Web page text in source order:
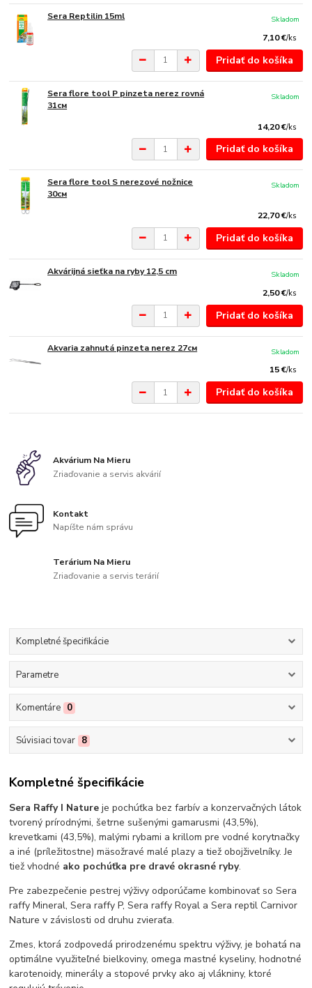
Sera Reptilin 15ml
7,10 €/ks
Skladom
Pridať do košíka
Sera flore tool P pinzeta nerez rovná
31см
14,20 €/ks
Skladom
Pridať do košíka
Sera flore tool S nerezové nožnice
30см
22,70 €/ks
Skladom
Pridať do košíka
Akvárijná sieťka na ryby 12,5 cm
2,50 €/ks
Skladom
Pridať do košíka
Akvaria zahnutá pinzeta nerez 27см
15 €/ks
Skladom
Pridať do košíka
Akvárium Na Mieru
Zriaďovanie a servis akvárií
Kontakt
Napíšte nám správu
Terárium Na Mieru
Zriaďovanie a servis terárií
Kompletné špecifikácie
Parametre
Komentáre 0
Súvisiaci tovar 8
Kompletné špecifikácie
Sera Raffy I Nature je pochúťka bez farbív a konzervačných látok
tvorený prírodnými, šetrne sušenými gamarusmi (43,5%),
krevetkami (43,5%), malými rybami a krillom pre vodné korytnačky
a iné (príležitostne) mäsožravé malé plazy a tiež obojživelníky. Je
tiež vhodné ako pochúťka pre dravé okrasné ryby.
Pre zabezpečenie pestrej výživy odporúčame kombinovať so Sera
raffy Mineral, Sera raffy P, Sera raffy Royal a Sera reptil Carnivor
Nature v závislosti od druhu zvieraťa.
Zmes, ktorá zodpovedá prirodzenému spektru výživy, je bohatá na
optimálne využiteľné bielkoviny, omega mastné kyseliny, hodnotné
karotenoidy, minerály a stopové prvky ako aj vlákniny, ktoré